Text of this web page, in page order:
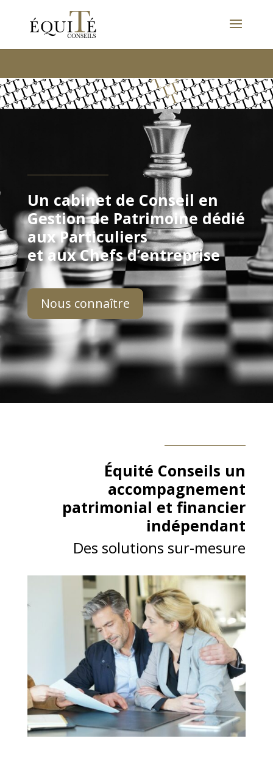
Un cabinet de Conseil en
Gestion de Patrimoine dédié
aux Particuliers
et aux Chefs d’entreprise
Nous connaître
Équité Conseils un
accompagnement
patrimonial et financier
indépendant
Des solutions sur-mesure